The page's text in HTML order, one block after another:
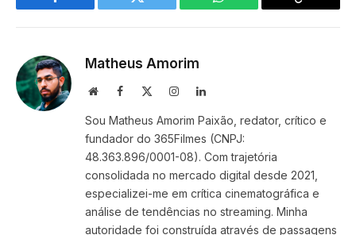
Facebook Twitter WhatsApp
Copy
Matheus Amorim
WebsiteFacebook InstagramLinkedIn
Sou Matheus Amorim Paixão, redator, crítico e
fundador do 365Filmes (CNPJ:
48.363.896/0001-08). Com trajetória
consolidada no mercado digital desde 2021,
especializei-me em crítica cinematográfica e
análise de tendências no streaming. Minha
autoridade foi construída através de passagens